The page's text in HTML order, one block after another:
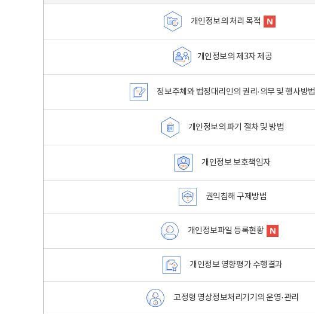
개인정보의 처리 목적
개인정보의 제3자 제공
정보주체와 법정대리인의 권리·의무 및 행사방법
개인정보의 파기 절차 및 방법
개인정보 보호책임자
권익침해 구제방법
개인정보파일 등록현황
개인정보 영향평가 수행결과
고정형 영상정보처리기기의 운영·관리